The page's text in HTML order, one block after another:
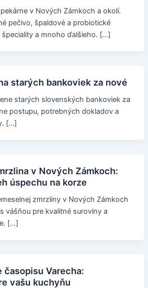
v Nových Zámkoch a okolí.
pečivo, špaldové a probiotické
a mnoho ďalšieho. […]
starých bankoviek za nové
starých slovenských bankoviek za
postupu, potrebných dokladov a
[…]
v Nových Zámkoch:
úspechu na korze
zmrzliny v Nových Zámkoch
vášňou pre kvalitné suroviny a
[…]
časopisu Varecha:
vašu kuchyňu